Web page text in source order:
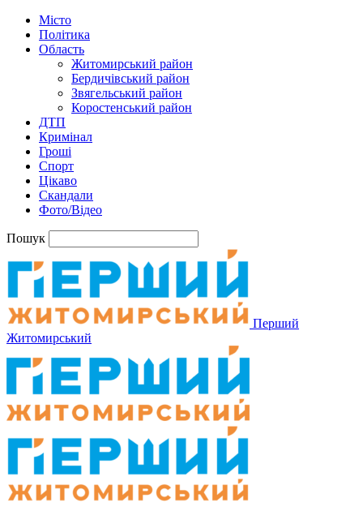
Місто
Політика
Область
Житомирський район
Бердичівський район
Звягельський район
Коростенський район
ДТП
Кримінал
Гроші
Спорт
Цікаво
Скандали
Фото/Відео
Пошук
Перший
Житомирський